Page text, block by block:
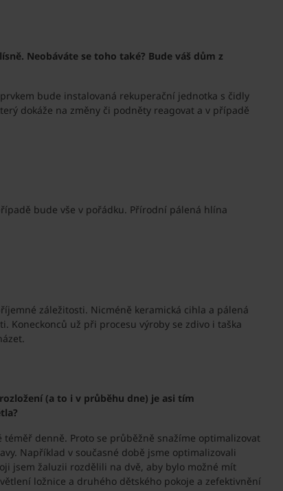
Neobáváte se toho také? Bude váš dům z
bude instalovaná rekuperační jednotka s čidly
dokáže na změny či podněty reagovat a v případě
bude vše v pořádku. Přírodní pálená hlína
záležitosti. Nicméně keramická cihla a pálená
už při procesu výroby se zdivo i taška
(a to i v průběhu dne) je asi tím
denně. Proto se průběžně snažíme optimalizovat
Například v současné době jsme optimalizovali
jsem žaluzii rozdělili na dvě, aby bylo možné mít
ložnice a druhého dětského pokoje a zefektivnění